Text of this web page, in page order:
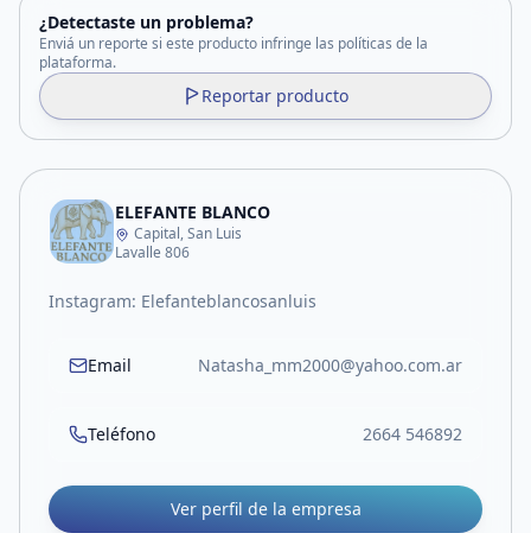
¿Detectaste un problema?
Enviá un reporte si este producto infringe las políticas de la
plataforma.
Reportar producto
ELEFANTE BLANCO
Capital, San Luis
Lavalle 806
Instagram: Elefanteblancosanluis
Email Natasha_mm2000@yahoo.com.ar
Teléfono 2664 546892
Ver perfil de la empresa